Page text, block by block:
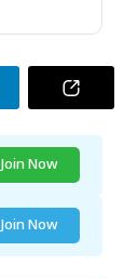
Join Now
Join Now